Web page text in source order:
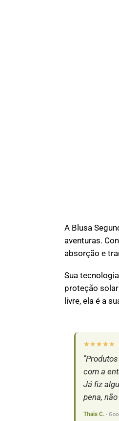
A Blusa
aventuras.
absorção e
Sua
proteção
livre, ela é a
★★★★★
com a
Já fiz
pena,
Thais C. ·